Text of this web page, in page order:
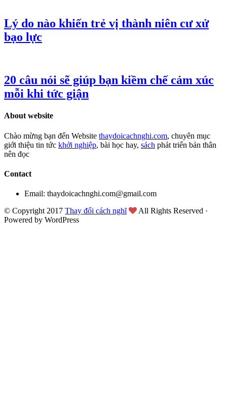
Lý do nào khiến trẻ vị thành niên cư xử
bạo lực
20 câu nói sẽ giúp bạn kiềm chế cảm xúc
mỗi khi tức giận
About website
Chào mừng bạn đến Website thaydoicachnghi.com, chuyên mục
giới thiệu tin tức khởi nghiệp, bài học hay, sách phát triển bản thân
nên đọc
Contact
Email: thaydoicachnghi.com@gmail.com
© Copyright 2017 Thay đổi cách nghĩ
All Rights Reserved ·
Powered by WordPress